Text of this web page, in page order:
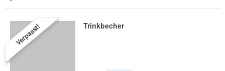
Verpasst! Trinkbecher